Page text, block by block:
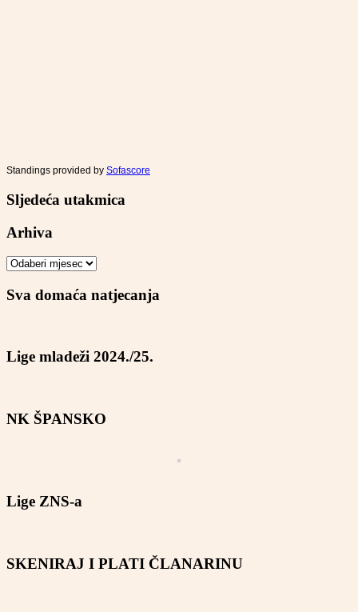
Standings provided by Sofascore
Sljedeća utakmica
Arhiva
Arhiva
Sva domaća natjecanja
Lige mladeži 2024./25.
NK ŠPANSKO
Lige ZNS-a
SKENIRAJ I PLATI ČLANARINU